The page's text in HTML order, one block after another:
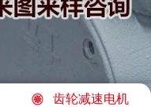
齿轮减速电机